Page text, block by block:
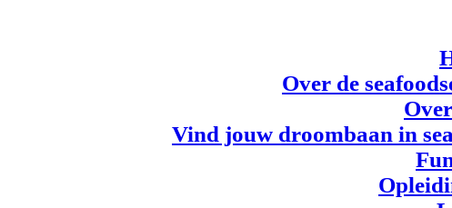
Over de
Vind jouw droombaan in